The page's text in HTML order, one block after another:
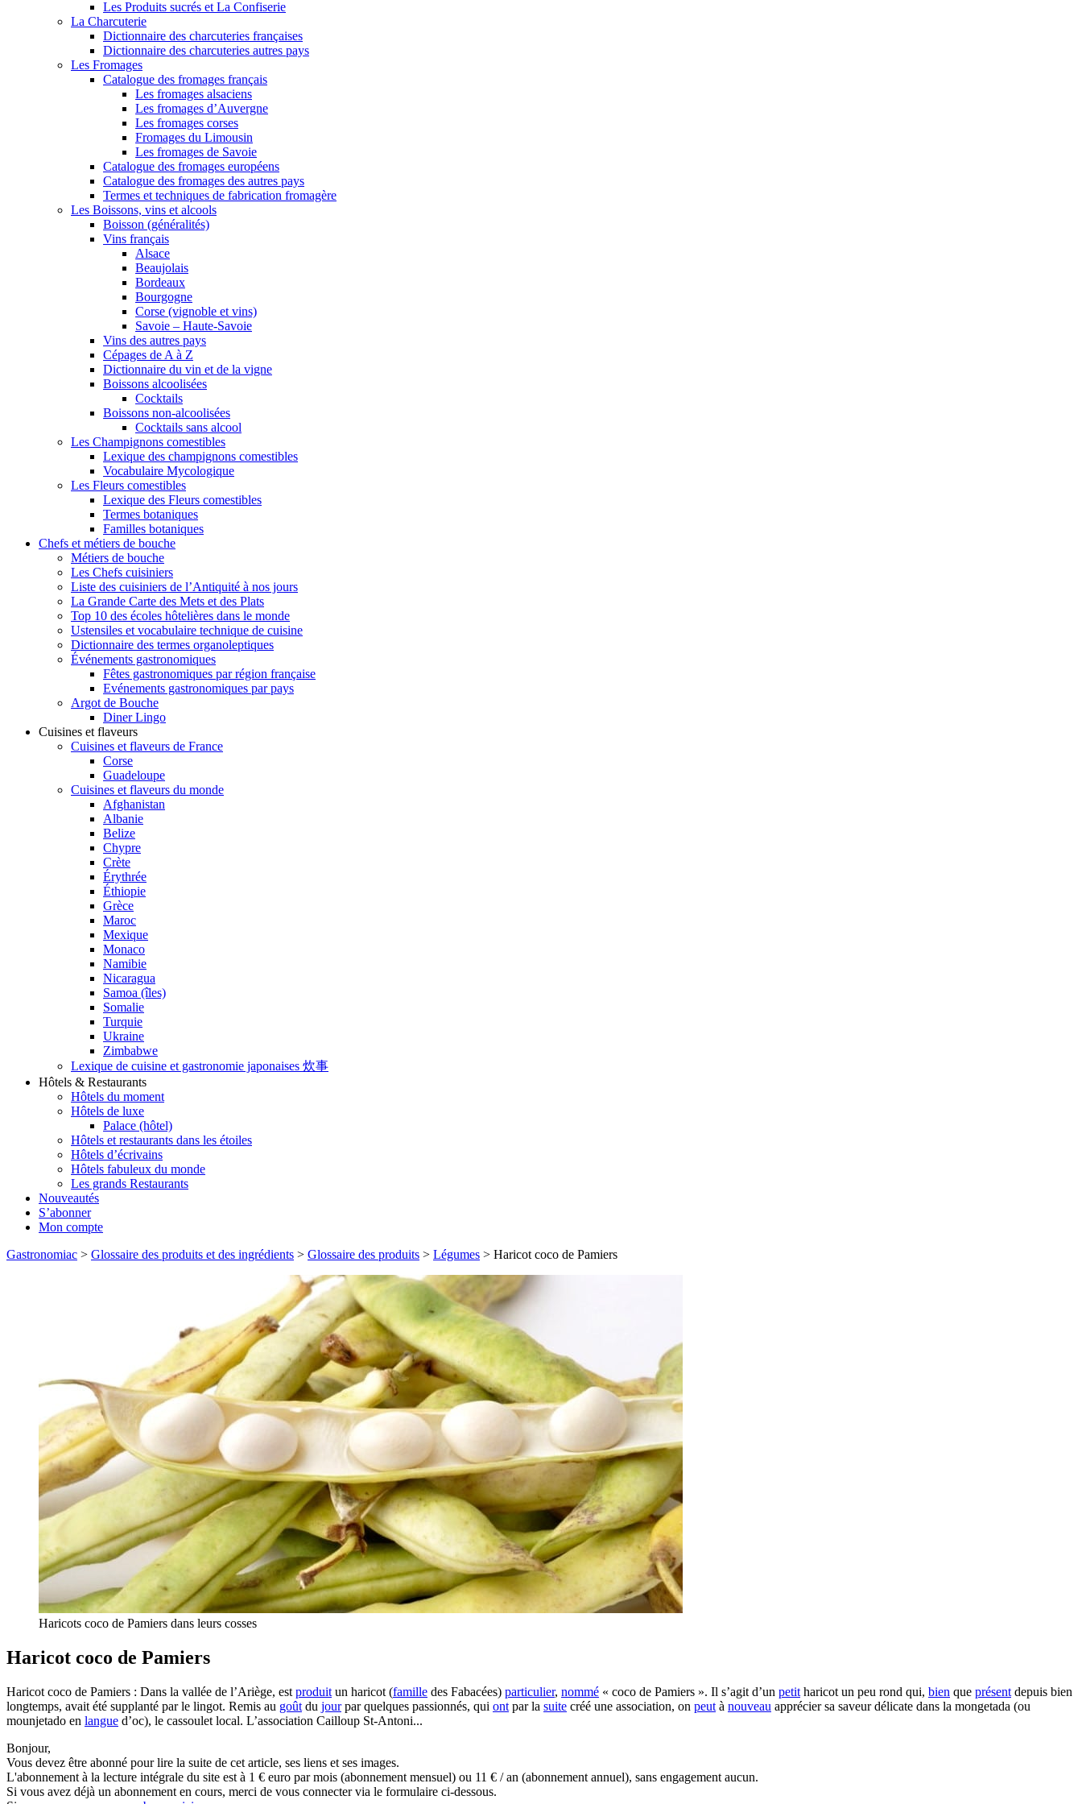
Les Produits sucrés et La Confiserie
La Charcuterie
Dictionnaire des charcuteries françaises
Dictionnaire des charcuteries autres pays
Les Fromages
Catalogue des fromages français
Les fromages alsaciens
Les fromages d’Auvergne
Les fromages corses
Fromages du Limousin
Les fromages de Savoie
Catalogue des fromages européens
Catalogue des fromages des autres pays
Termes et techniques de fabrication fromagère
Les Boissons, vins et alcools
Boisson (généralités)
Vins français
Alsace
Beaujolais
Bordeaux
Bourgogne
Corse (vignoble et vins)
Savoie – Haute-Savoie
Vins des autres pays
Cépages de A à Z
Dictionnaire du vin et de la vigne
Boissons alcoolisées
Cocktails
Boissons non-alcoolisées
Cocktails sans alcool
Les Champignons comestibles
Lexique des champignons comestibles
Vocabulaire Mycologique
Les Fleurs comestibles
Lexique des Fleurs comestibles
Termes botaniques
Familles botaniques
Chefs et métiers de bouche
Métiers de bouche
Les Chefs cuisiniers
Liste des cuisiniers de l’Antiquité à nos jours
La Grande Carte des Mets et des Plats
Top 10 des écoles hôtelières dans le monde
Ustensiles et vocabulaire technique de cuisine
Dictionnaire des termes organoleptiques
Événements gastronomiques
Fêtes gastronomiques par région française
Evénements gastronomiques par pays
Argot de Bouche
Diner Lingo
Cuisines et flaveurs
Cuisines et flaveurs de France
Corse
Guadeloupe
Cuisines et flaveurs du monde
Afghanistan
Albanie
Belize
Chypre
Crète
Érythrée
Éthiopie
Grèce
Maroc
Mexique
Monaco
Namibie
Nicaragua
Samoa (îles)
Somalie
Turquie
Ukraine
Zimbabwe
Lexique de cuisine et gastronomie japonaises 炊事
Hôtels & Restaurants
Hôtels du moment
Hôtels de luxe
Palace (hôtel)
Hôtels et restaurants dans les étoiles
Hôtels d’écrivains
Hôtels fabuleux du monde
Les grands Restaurants
Nouveautés
S’abonner
Mon compte
Gastronomiac > Glossaire des produits et des ingrédients > Glossaire des produits > Légumes > Haricot coco de Pamiers
Haricots coco de Pamiers dans leurs cosses
Haricot coco de Pamiers
Haricot coco de Pamiers : Dans la vallée de l’Ariège, est produit un haricot (famille des Fabacées) particulier, nommé « coco de Pamiers ». Il s’agit d’un petit haricot un peu rond qui, bien que présent depuis bien
longtemps, avait été supplanté par le lingot. Remis au goût du jourpar quelques passionnés, qui ont par la suite créé une association, on peut à nouveau apprécier sa saveur délicate dans la mongetada (ou
mounjetado en langue d’oc), le cassoulet local. L’association Cailloup St-Antoni...
Bonjour,
Vous devez être abonné pour lire la suite de cet article, ses liens et ses images.
L'abonnement à la lecture intégrale du site est à 1 € euro par mois (abonnement mensuel) ou 11 € / an (abonnement annuel), sans engagement aucun.
Si vous avez déjà un abonnement en cours, merci de vous connecter via le formulaire ci-dessous.